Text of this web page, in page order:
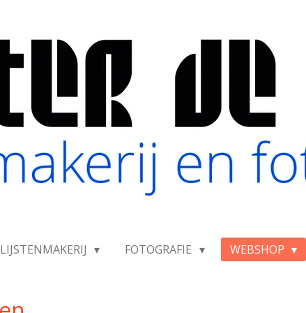
LIJSTENMAKERIJ FOTOGRAFIE WEBSHOP